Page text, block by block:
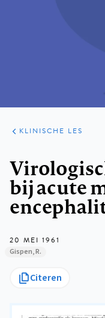
ARTIKELEN
PRAKTIJK
KLINISCHE LES
bij acute
20 MEI 1961
Gispen, R.
Citeren